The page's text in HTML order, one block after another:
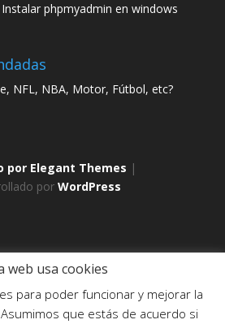
Instalar phpmyadmin en windows
NFL, NBA, Motor, Fútbol, etc?
por Elegant Themes |
por WordPress
por Café Dixital SL - 2026.
o ponte en contacto con
web usa cookies
para poder funcionar y mejorar la
que estás de acuerdo si